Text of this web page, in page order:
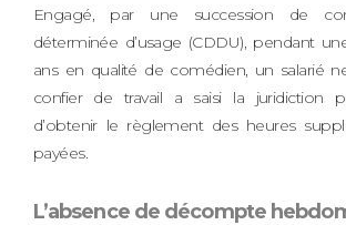
Engagé, par une succession de
déterminée d’usage (CDDU), pendant
ans en qualité de comédien, un salarié
confier de travail a saisi la juridiction
d’obtenir le règlement des heures
payées.
L’absence de décompte